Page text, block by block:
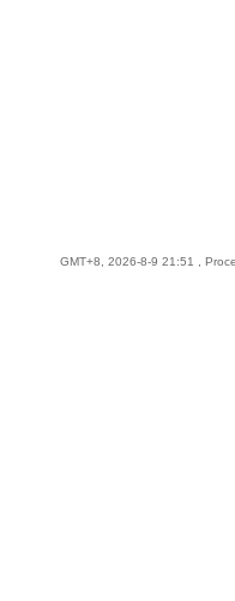
GMT+8, 2026-8-9 21:51 ,